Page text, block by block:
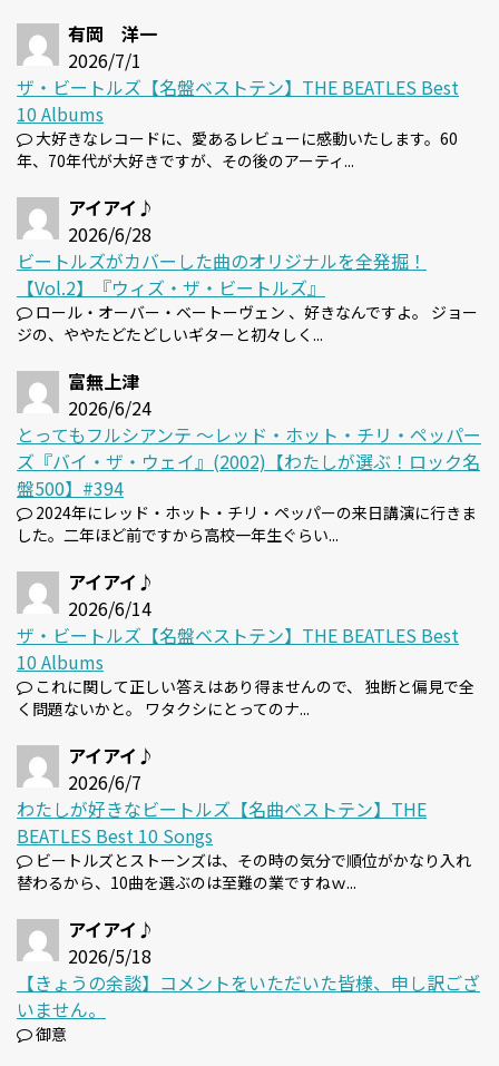
有岡 洋一
2026/7/1
ザ・ビートルズ【名盤ベストテン】THE BEATLES Best
10 Albums
大好きなレコードに、愛あるレビューに感動いたします。60
年、70年代が大好きですが、その後のアーティ...
アイアイ♪
2026/6/28
ビートルズがカバーした曲のオリジナルを全発掘！
【Vol.2】『ウィズ・ザ・ビートルズ』
ロール・オーバー・ベートーヴェン 、好きなんですよ。 ジョー
ジの、ややたどたどしいギターと初々しく...
富無上津
2026/6/24
とってもフルシアンテ 〜レッド・ホット・チリ・ペッパー
ズ『バイ・ザ・ウェイ』(2002)【わたしが選ぶ！ロック名
盤500】#394
2024年にレッド・ホット・チリ・ペッパーの来日講演に行きま
した。二年ほど前ですから高校一年生ぐらい...
アイアイ♪
2026/6/14
ザ・ビートルズ【名盤ベストテン】THE BEATLES Best
10 Albums
これに関して正しい答えはあり得ませんので、 独断と偏見で全
く問題ないかと。 ワタクシにとってのナ...
アイアイ♪
2026/6/7
わたしが好きなビートルズ【名曲ベストテン】THE
BEATLES Best 10 Songs
ビートルズとストーンズは、その時の気分で順位がかなり入れ
替わるから、10曲を選ぶのは至難の業ですねｗ...
アイアイ♪
2026/5/18
【きょうの余談】コメントをいただいた皆様、申し訳ござ
いません。
御意